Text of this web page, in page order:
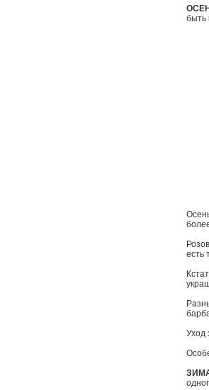
быть
есть
Уход